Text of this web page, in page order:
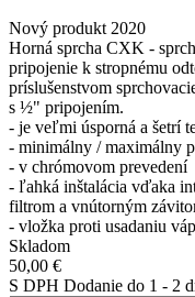
Nový produkt 2020
Horná sprcha CXK -
pripojenie k stropnému
príslušenstvom
s ½" pripojením.
- je veľmi úsporná a šetrí
- minimálny / maximálny
- v chrómovom prevedení
- ľahká inštalácia vďaka
filtrom a vnútorným
- vložka proti usadaniu
Skladom
50,00 €
S DPH Dodanie do 1 - 2